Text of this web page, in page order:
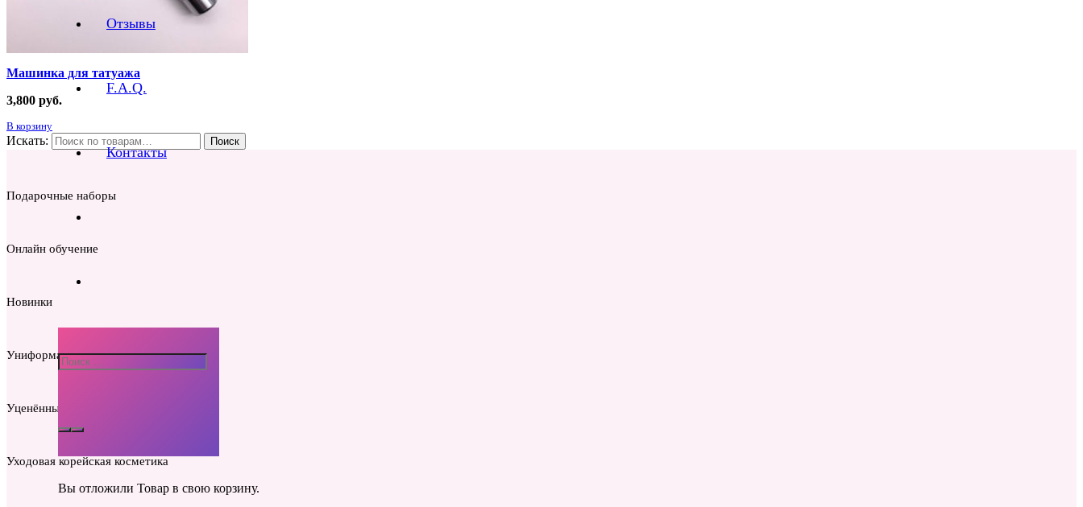
Отзывы
F.A.Q.
Контакты
Вы отложили Товар в свою корзину.
Машинка для татуажа
3,800 руб.
В корзину
Искать: Поиск
Подарочные наборы
Онлайн обучение
Новинки
Униформа мастера
Уценённые товары
Уходовая корейская косметика